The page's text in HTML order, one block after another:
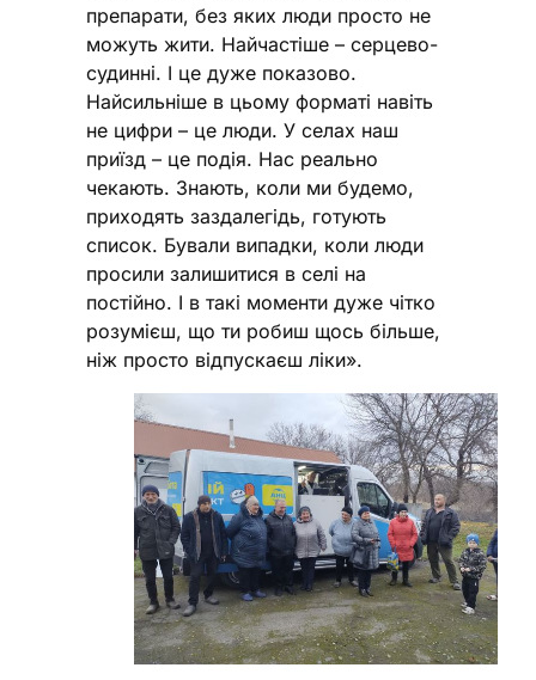
препарати, без яких люди просто не
можуть жити. Найчастіше – серцево-
судинні. І це дуже показово.
Найсильніше в цьому форматі навіть
не цифри – це люди. У селах наш
приїзд – це подія. Нас реально
чекають. Знають, коли ми будемо,
приходять заздалегідь, готують
список. Бували випадки, коли люди
просили залишитися в селі на
постійно. І в такі моменти дуже чітко
розумієш, що ти робиш щось більше,
ніж просто відпускаєш ліки».